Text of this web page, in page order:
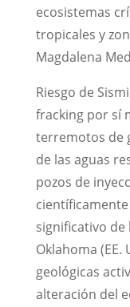
ecosistemas
tropicales y
Magdalena
Riesgo de
fracking por sí
terremotos de
de las aguas
pozos de
significativo de
Oklahoma (EE.
geológicas
alteración del